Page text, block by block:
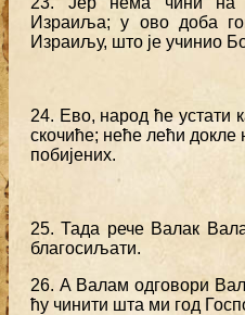
Израиља; у ово доба
Израиљу, што је учинио
24. Ево, народ ће устати
скочиће; неће лећи докле
побијених.
25. Тада рече Валак
благосиљати.
26. А Валам одговори
ћу чинити шта ми год